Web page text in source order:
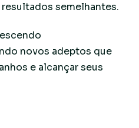
semelhantes.
novos adeptos que
e alcançar seus